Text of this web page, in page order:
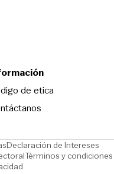
de eticaOpens in new
Opens in new window
Declaración de Intereses
Opens in new window
Términos y condiciones